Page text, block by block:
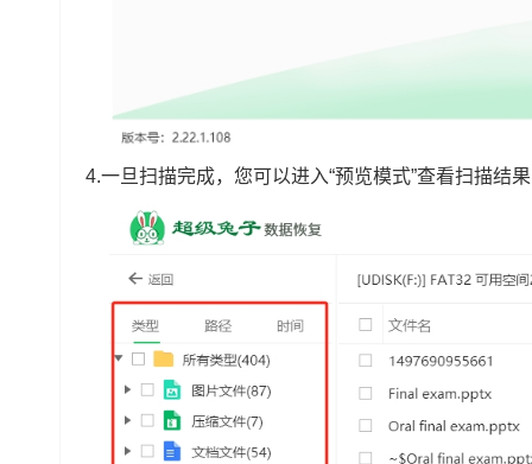
4.一旦扫描完成，您可以进入“预览模式”查看扫描结